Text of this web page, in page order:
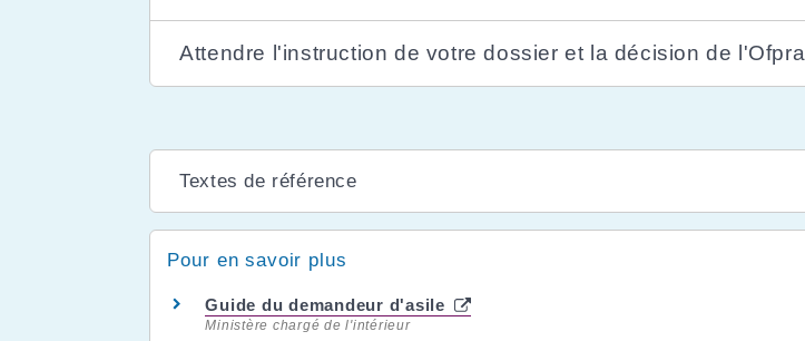
Attendre l'instruction de votre dossier et la décision de l'Ofpra
Textes de référence
Pour en savoir plus
Guide du demandeur d'asile
Ministère chargé de l'intérieur